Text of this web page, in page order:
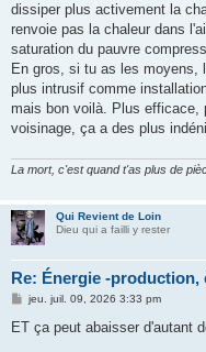
dissiper plus activement la
renvoie pas la chaleur dans
saturation du pauvre
En gros, si tu as les moyens,
plus intrusif comme
mais bon voilà. Plus efficace,
voisinage, ça a des plus
La mort, c'est quand t'as plus de
Qui Revient de Loin
Dieu qui a failli y rester
Re: Énergie -
M
s
jeu. juil. 09, 2026 3:33 pm
ET ça peut abaisser d'autant